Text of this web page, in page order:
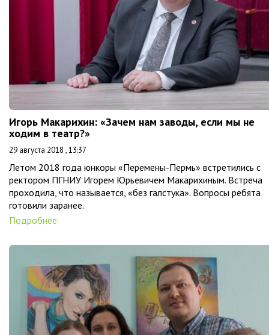
Игорь Макарихин: «Зачем нам заводы, если мы не
ходим в театр?»
29 августа 2018 , 13:37
Летом 2018 года юнкоры «Перемены-Пермь» встретились с
ректором ПГНИУ Игорем Юрьевичем Макарихиным. Встреча
проходила, что называется, «без галстука». Вопросы ребята
готовили заранее.
Подробнее